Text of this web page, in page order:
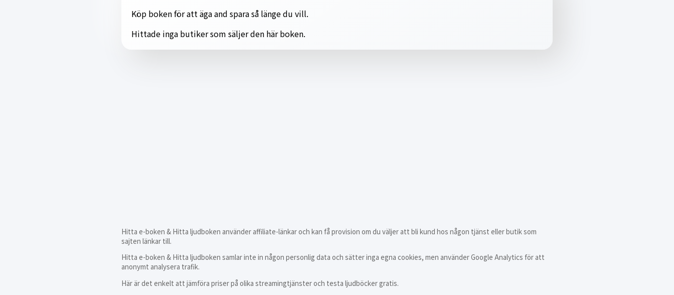
Köp boken för att äga and spara så länge du vill.
Hittade inga butiker som säljer den här boken.
Hitta e-boken & Hitta ljudboken använder affiliate-länkar och kan få provision om du väljer att bli kund hos någon tjänst eller butik som
sajten länkar till.
Hitta e-boken & Hitta ljudboken samlar inte in någon personlig data och sätter inga egna cookies, men använder Google Analytics för att
anonymt analysera trafik.
Här är det enkelt att jämföra priser på olika streamingtjänster och testa ljudböcker gratis.